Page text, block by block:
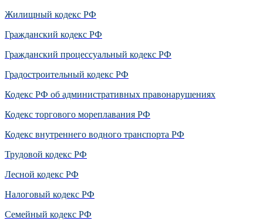
Жилищный кодекс РФ
Гражданский кодекс РФ
Гражданский процессуальный кодекс РФ
Градостроительный кодекс РФ
Кодекс РФ об административных правонарушениях
Кодекс торгового мореплавания РФ
Кодекс внутреннего водного транспорта РФ
Трудовой кодекс РФ
Лесной кодекс РФ
Налоговый кодекс РФ
Семейный кодекс РФ